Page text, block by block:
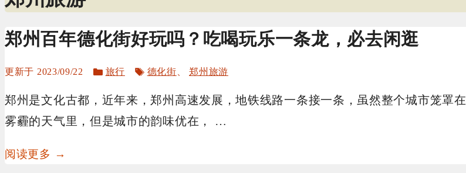
郑州百年德化街好玩吗？吃喝玩乐一条龙，必去闲逛
2023/09/22
分
旅行
标
德化街 、郑州旅游
郑州是文化古都，近年来，郑州高速发展，地铁线路一条接一条，虽然整个城市笼罩在
雾霾的天气里，但是城市的韵味优在， …
阅读更多 →